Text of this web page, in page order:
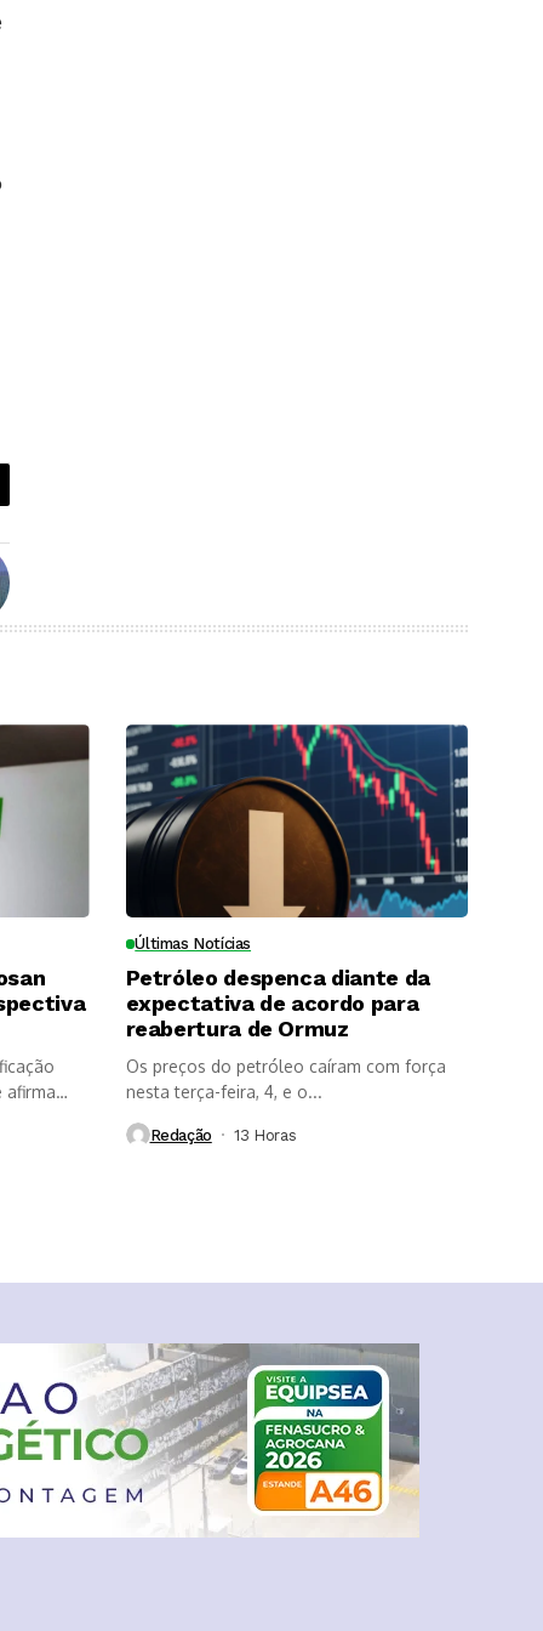
afirma
Últimas Notícias
Petróleo despenca diante da
expectativa de acordo para
reabertura de Ormuz
Os preços do petróleo caíram com força
nesta terça-feira, 4, e o...
Redação 13 Horas ⁮